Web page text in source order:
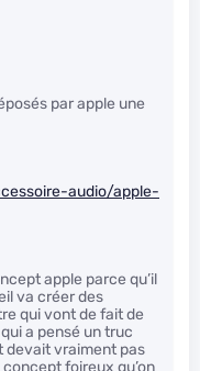
par apple une
audio/apple-
apple parce qu’il
va créer des
qui vont de fait de
a pensé un truc
devait vraiment pas